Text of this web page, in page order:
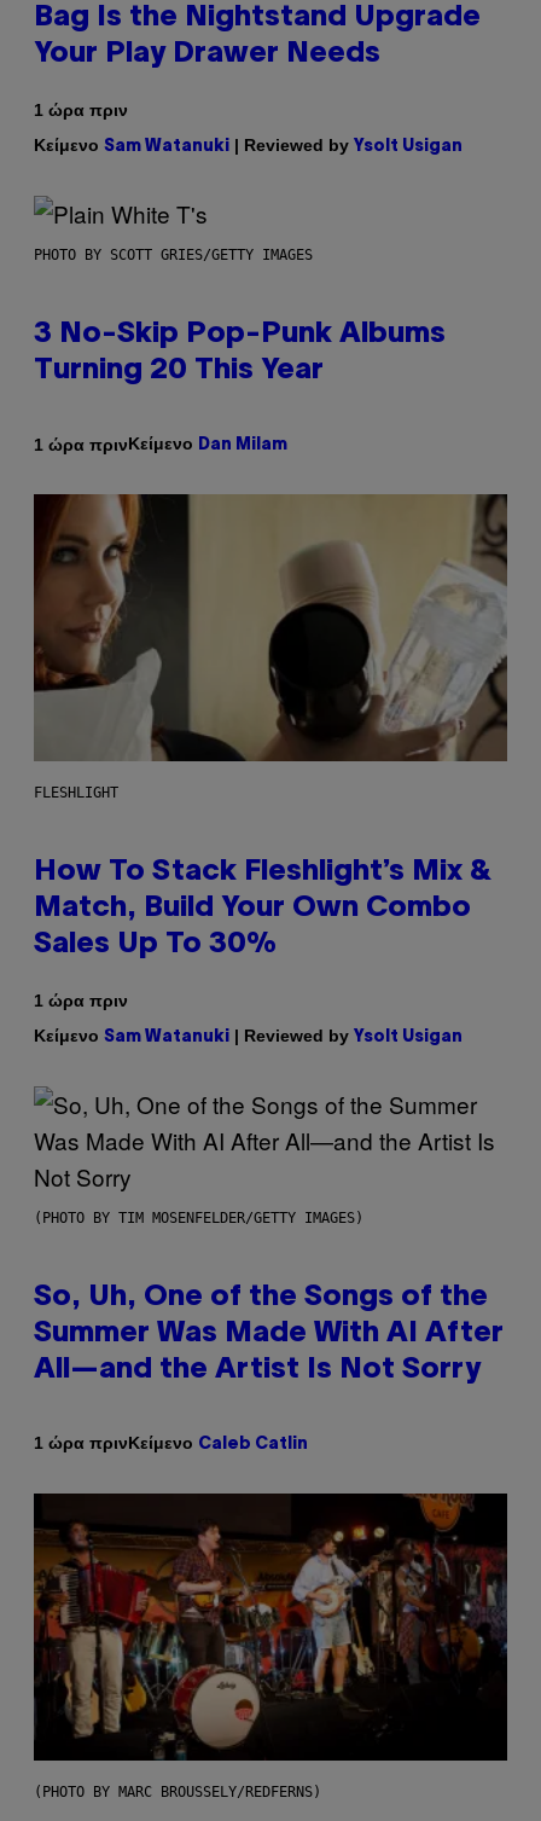
Bag Is the Nightstand Upgrade
Your Play Drawer Needs
1 ώρα πριν
Κείμενο Sam Watanuki | Reviewed by Ysolt Usigan
PHOTO BY SCOTT GRIES/GETTY IMAGES
3 No-Skip Pop-Punk Albums
Turning 20 This Year
1 ώρα πρινΚείμενο Dan Milam
FLESHLIGHT
How To Stack Fleshlight’s Mix &
Match, Build Your Own Combo
Sales Up To 30%
1 ώρα πριν
Κείμενο Sam Watanuki | Reviewed by Ysolt Usigan
(PHOTO BY TIM MOSENFELDER/GETTY IMAGES)
So, Uh, One of the Songs of the
Summer Was Made With AI After
All—and the Artist Is Not Sorry
1 ώρα πρινΚείμενο Caleb Catlin
(PHOTO BY MARC BROUSSELY/REDFERNS)